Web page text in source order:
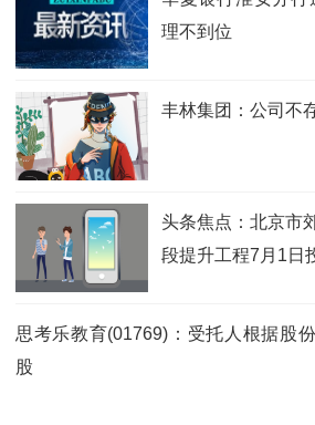
理不到位
丰林集团：公司不
头条焦点：北京市
段提升工程7月1日
思考乐教育(01769)：受托人根据股
股